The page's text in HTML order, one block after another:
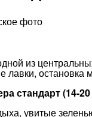
из
остановка
стандарт (14-
увитые